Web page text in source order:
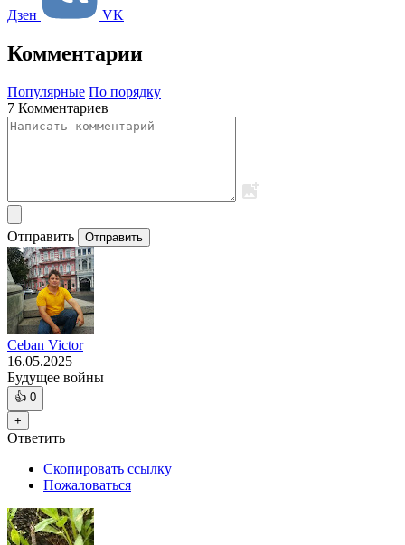
Дзен VK
Комментарии
Популярные По порядку
7 Комментариев
Отправить Отправить
Ceban Victor
16.05.2025
Будущее войны
👍 0
+
Ответить
Скопировать ссылку
Пожаловаться